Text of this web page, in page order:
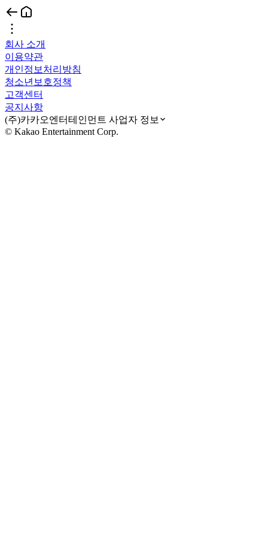
회사 소개
이용약관
개인정보처리방침
청소년보호정책
고객센터
공지사항
(주)카카오엔터테인먼트 사업자 정보
© Kakao Entertainment Corp.